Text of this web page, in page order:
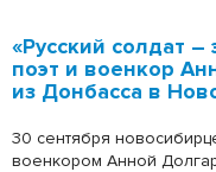
«Русский солдат
поэт и военкор
из Донбасса в
30 сентября
военкором Анной